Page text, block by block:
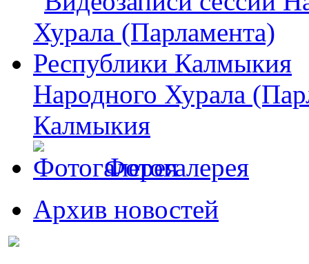
Народного Хурала
Калмыкия
Фотогалерея
Архив новостей